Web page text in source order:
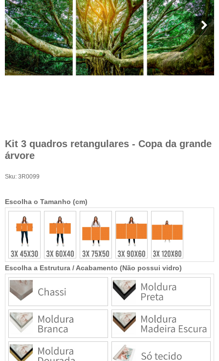
Kit 3 quadros retangulares - Copa da grande
árvore
Sku: 3R0099
Escolha a Estrutura / Acabamento (Não possui vidro)
Escolha o Tamanho (cm)